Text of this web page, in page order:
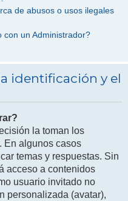
de abusos o usos ilegales
con un Administrador?
identificación y el
la toman los
En algunos casos
temas y respuestas. Sin
acceso a contenidos
usuario invitado no
personalizada (avatar),